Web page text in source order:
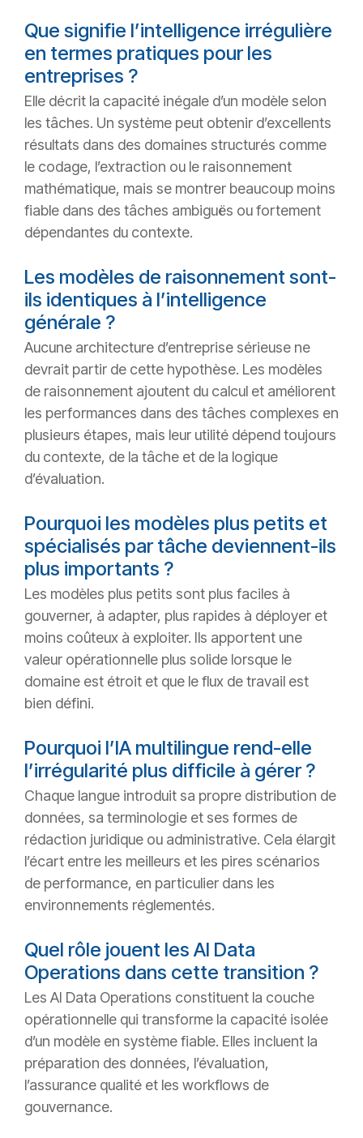
Que signifie l’intelligence irrégulière
en termes pratiques pour les
entreprises ?
Elle décrit la capacité inégale d’un modèle selon
les tâches. Un système peut obtenir d’excellents
résultats dans des domaines structurés comme
le codage, l’extraction ou le raisonnement
mathématique, mais se montrer beaucoup moins
fiable dans des tâches ambiguës ou fortement
dépendantes du contexte.
Les modèles de raisonnement sont-
ils identiques à l’intelligence
générale ?
Aucune architecture d’entreprise sérieuse ne
devrait partir de cette hypothèse. Les modèles
de raisonnement ajoutent du calcul et améliorent
les performances dans des tâches complexes en
plusieurs étapes, mais leur utilité dépend toujours
du contexte, de la tâche et de la logique
d’évaluation.
Pourquoi les modèles plus petits et
spécialisés par tâche deviennent-ils
plus importants ?
Les modèles plus petits sont plus faciles à
gouverner, à adapter, plus rapides à déployer et
moins coûteux à exploiter. Ils apportent une
valeur opérationnelle plus solide lorsque le
domaine est étroit et que le flux de travail est
bien défini.
Pourquoi l’IA multilingue rend-elle
l’irrégularité plus difficile à gérer ?
Chaque langue introduit sa propre distribution de
données, sa terminologie et ses formes de
rédaction juridique ou administrative. Cela élargit
l’écart entre les meilleurs et les pires scénarios
de performance, en particulier dans les
environnements réglementés.
Quel rôle jouent les AI Data
Operations dans cette transition ?
Les AI Data Operations constituent la couche
opérationnelle qui transforme la capacité isolée
d’un modèle en système fiable. Elles incluent la
préparation des données, l’évaluation,
l’assurance qualité et les workflows de
gouvernance.